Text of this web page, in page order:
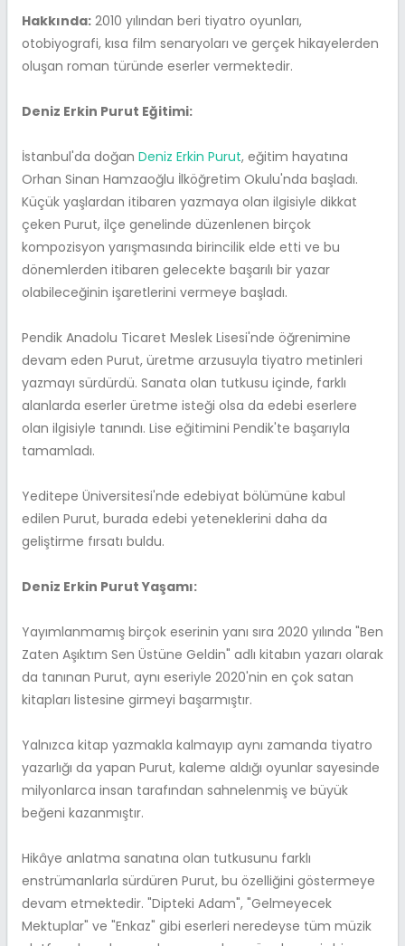
Hakkında: 2010 yılından beri tiyatro oyunları,
otobiyografi, kısa film senaryoları ve gerçek hikayelerden
oluşan roman türünde eserler vermektedir.
Deniz Erkin Purut Eğitimi:
İstanbul'da doğan Deniz Erkin Purut, eğitim hayatına
Orhan Sinan Hamzaoğlu İlköğretim Okulu'nda başladı.
Küçük yaşlardan itibaren yazmaya olan ilgisiyle dikkat
çeken Purut, ilçe genelinde düzenlenen birçok
kompozisyon yarışmasında birincilik elde etti ve bu
dönemlerden itibaren gelecekte başarılı bir yazar
olabileceğinin işaretlerini vermeye başladı.
Pendik Anadolu Ticaret Meslek Lisesi'nde öğrenimine
devam eden Purut, üretme arzusuyla tiyatro metinleri
yazmayı sürdürdü. Sanata olan tutkusu içinde, farklı
alanlarda eserler üretme isteği olsa da edebi eserlere
olan ilgisiyle tanındı. Lise eğitimini Pendik'te başarıyla
tamamladı.
Yeditepe Üniversitesi'nde edebiyat bölümüne kabul
edilen Purut, burada edebi yeteneklerini daha da
geliştirme fırsatı buldu.
Deniz Erkin Purut Yaşamı:
Yayımlanmamış birçok eserinin yanı sıra 2020 yılında "Ben
Zaten Aşıktım Sen Üstüne Geldin" adlı kitabın yazarı olarak
da tanınan Purut, aynı eseriyle 2020'nin en çok satan
kitapları listesine girmeyi başarmıştır.
Yalnızca kitap yazmakla kalmayıp aynı zamanda tiyatro
yazarlığı da yapan Purut, kaleme aldığı oyunlar sayesinde
milyonlarca insan tarafından sahnelenmiş ve büyük
beğeni kazanmıştır.
Hikâye anlatma sanatına olan tutkusunu farklı
enstrümanlarla sürdüren Purut, bu özelliğini göstermeye
devam etmektedir. "Dipteki Adam", "Gelmeyecek
Mektuplar" ve "Enkaz" gibi eserleri neredeyse tüm müzik